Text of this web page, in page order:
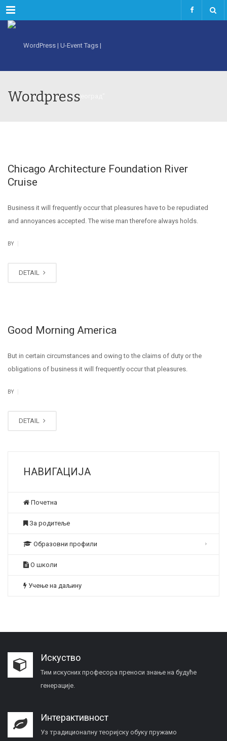
Menu
Wordpress
Chicago Architecture Foundation River
Cruise
Business it will frequently occur that pleasures have to be repudiated
and annoyances accepted. The wise man therefore always holds.
BY
DETAIL
Good Morning America
But in certain circumstances and owing to the claims of duty or the
obligations of business it will frequently occur that pleasures.
BY
DETAIL
НАВИГАЦИЈА
Почетна
За родитеље
Образовни профили
О школи
Учење на даљину
Искуство
Тим искусних професора преноси знање на будуће
генерације.
Интерактивност
Уз традиционалну теоријску обуку пружамо